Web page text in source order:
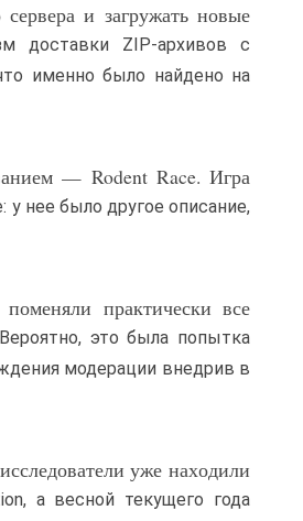
и загружать новые
доставки ZIP-архивов с
именно было найдено на
— Rodent Race. Игра
у нее было другое описание,
практически все
это была попытка
модерации внедрив в
уже находили
а весной текущего года